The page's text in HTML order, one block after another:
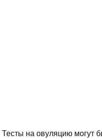
Тесты на овуляцию могут